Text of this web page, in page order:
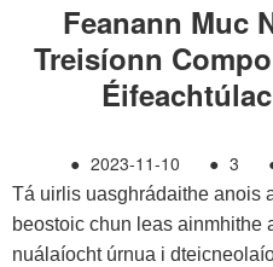
Feanann Muc
Treisíonn
● 2023-11-10 ● 3
Tá uirlis uasghrádaithe anois
beostoic chun leas ainmhithe
nuálaíocht úrnua i